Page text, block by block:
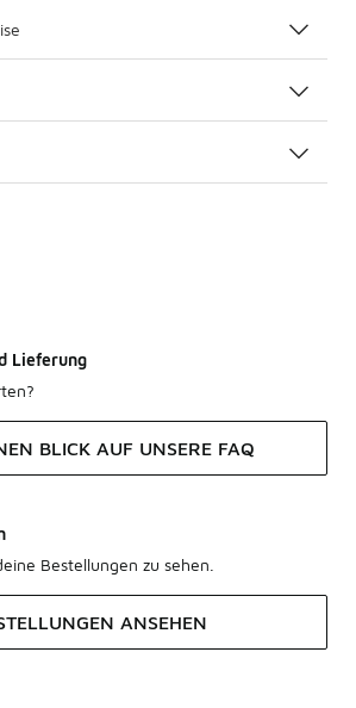
Lieferung
BLICK AUF UNSERE FAQ
Bestellungen zu sehen.
ANSEHEN